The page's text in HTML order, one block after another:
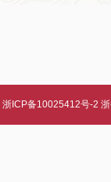
浙ICP备10025412号-